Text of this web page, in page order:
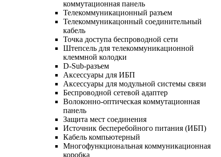
коммутационная панель
Телекоммуникационный разъем
Телекоммуникацонный соединительный
кабель
Точка доступа беспроводной сети
Штепсель для телекоммуникационной
клеммной колодки
D-Sub-разъем
Аксессуары для ИБП
Аксессуары для модульной системы связи
Беспроводной сетевой адаптер
Волоконно-оптическая коммутационная
панель
Защита мест соединения
Источник бесперебойного питания (ИБП)
Кабель компьютерный
Многофункциональная коммуникационная
коробка